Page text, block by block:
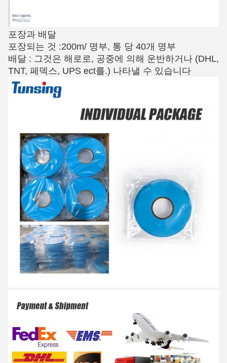
포장과 배달
포장되는 것 :200m/ 명부, 통 당 40개 명부
배달 : 그것은 해로로, 공중에 의해 운반하거나 (DHL,
TNT, 페덱스, UPS ect를.) 나타낼 수 있습니다